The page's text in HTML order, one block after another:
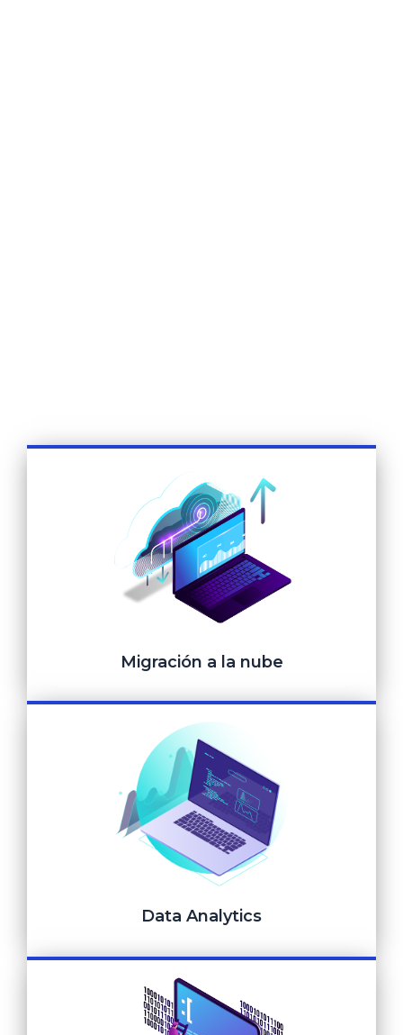
Migración a la nube
Migración a la nube
Ver más
Data Analytics